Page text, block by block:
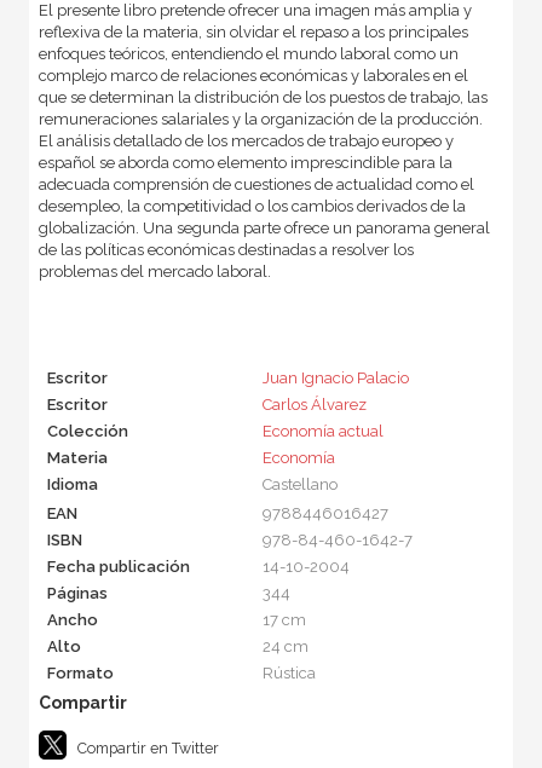
El presente libro pretende ofrecer una imagen más amplia y
reflexiva de la materia, sin olvidar el repaso a los principales
enfoques teóricos, entendiendo el mundo laboral como un
complejo marco de relaciones económicas y laborales en el
que se determinan la distribución de los puestos de trabajo, las
remuneraciones salariales y la organización de la producción.
El análisis detallado de los mercados de trabajo europeo y
español se aborda como elemento imprescindible para la
adecuada comprensión de cuestiones de actualidad como el
desempleo, la competitividad o los cambios derivados de la
globalización. Una segunda parte ofrece un panorama general
de las políticas económicas destinadas a resolver los
problemas del mercado laboral.
Escritor
Juan Ignacio Palacio
Escritor
Carlos Álvarez
Colección
Economía actual
Materia
Economía
Idioma
Castellano
EAN
9788446016427
ISBN
978-84-460-1642-7
Fecha publicación
14-10-2004
Páginas
344
Ancho
17 cm
Alto
24 cm
Formato
Rústica
Compartir en Twitter